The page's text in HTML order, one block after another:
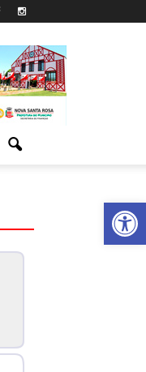
Abrir